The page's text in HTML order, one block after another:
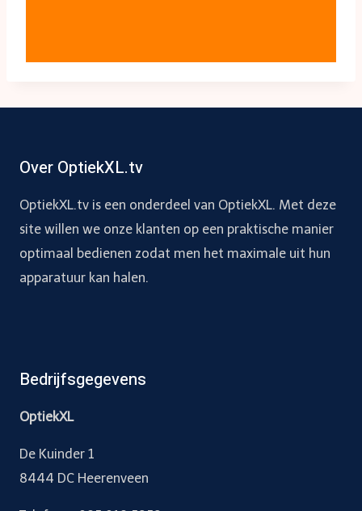
Over OptiekXL.tv
OptiekXL.tv is een onderdeel van OptiekXL. Met deze
site willen we onze klanten op een praktische manier
optimaal bedienen zodat men het maximale uit hun
apparatuur kan halen.
Bedrijfsgegevens
OptiekXL
De Kuinder 1
8444 DC Heerenveen